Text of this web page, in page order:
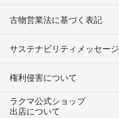
古物営業法に基づく表記
サステナビリティメッセージ
権利侵害について
ラクマ公式ショップ
出店について